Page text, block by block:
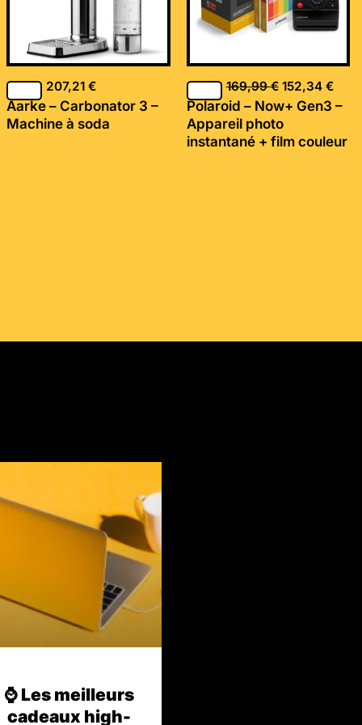
207,21€
Aarke – Carbonator 3 –
Machine à soda
169,99€ 152,34 €
Polaroid – Now+ Gen3 –
Appareil photo
instantané + film couleur
⌚️ Les meilleurs
cadeaux high-